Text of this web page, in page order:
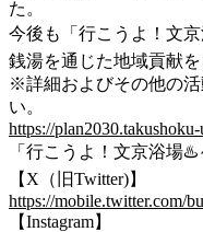
た。
今後も「行こうよ！文
銭湯を通じた地域貢献
※詳細およびその他の
い。
https://
「行こうよ！文京浴場
【X（旧Twitter)】
https://mobile.twitter.com/
【Instagram】